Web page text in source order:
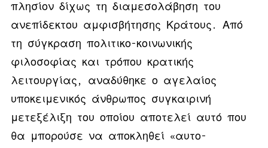
πλησίον δίχως τη διαμεσολάβηση του
ανεπίδεκτου αμφισβήτησης Κράτους. Από
τη σύγκραση πολιτικο-κοινωνικής
φιλοσοφίας και τρόπου κρατικής
λειτουργίας, αναδύθηκε ο αγελαίος
υποκειμενικός άνθρωπος συγκαιρινή
μετεξέλιξη του οποίου αποτελεί αυτό που
θα μπορούσε να αποκληθεί «αυτο-